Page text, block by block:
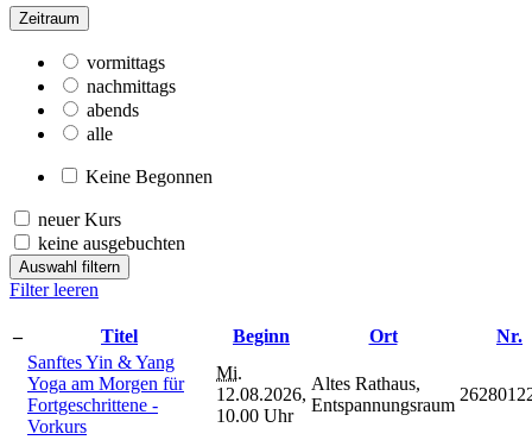
Zeitraum
vormittags
nachmittags
abends
alle
Keine Begonnen
neuer Kurs
keine ausgebuchten
Auswahl filtern
Filter leeren
– Titel Beginn Ort
Nr.
Sanftes Yin & Yang
Yoga am Morgen für
Fortgeschrittene -
Vorkurs
Mi.
12.08.2026,
10.00 Uhr
Altes Rathaus,
Entspannungsraum